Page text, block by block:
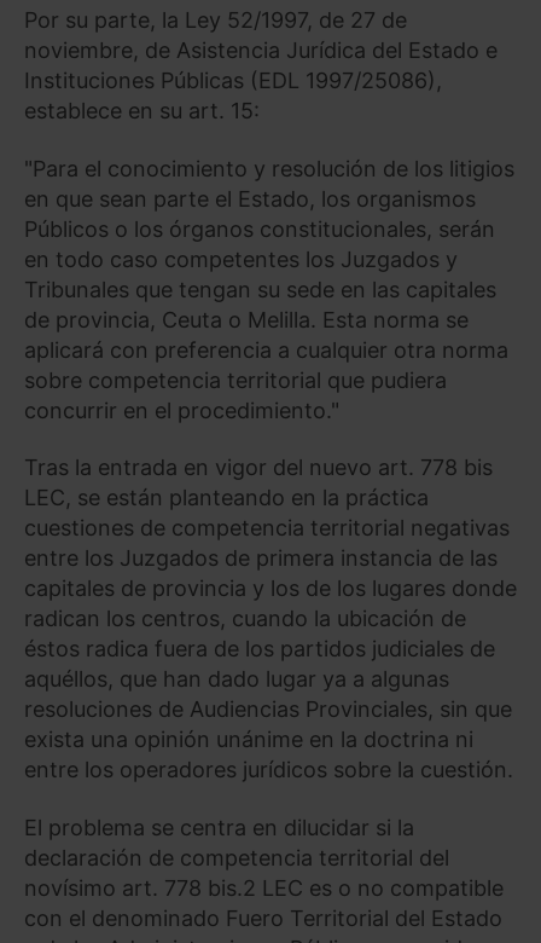
Por su parte, la Ley 52/1997, de 27 de
noviembre, de Asistencia Jurídica del Estado e
Instituciones Públicas (EDL 1997/25086),
establece en su art. 15:
"Para el conocimiento y resolución de los litigios
en que sean parte el Estado, los organismos
Públicos o los órganos constitucionales, serán
en todo caso competentes los Juzgados y
Tribunales que tengan su sede en las capitales
de provincia, Ceuta o Melilla. Esta norma se
aplicará con preferencia a cualquier otra norma
sobre competencia territorial que pudiera
concurrir en el procedimiento."
Tras la entrada en vigor del nuevo art. 778 bis
LEC, se están planteando en la práctica
cuestiones de competencia territorial negativas
entre los Juzgados de primera instancia de las
capitales de provincia y los de los lugares donde
radican los centros, cuando la ubicación de
éstos radica fuera de los partidos judiciales de
aquéllos, que han dado lugar ya a algunas
resoluciones de Audiencias Provinciales, sin que
exista una opinión unánime en la doctrina ni
entre los operadores jurídicos sobre la cuestión.
El problema se centra en dilucidar si la
declaración de competencia territorial del
novísimo art. 778 bis.2 LEC es o no compatible
con el denominado Fuero Territorial del Estado